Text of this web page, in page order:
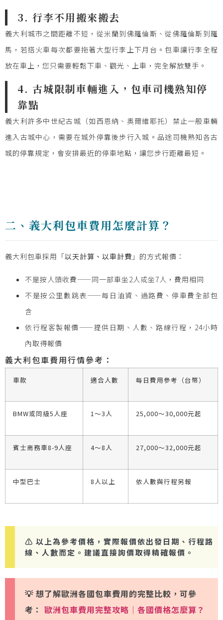
3. 行李不用搬來搬去
義大利城市之間距離不短，從米蘭到佛羅倫斯、從佛羅倫斯到羅
馬，若搭火車每次都要拖著大型行李上下月台。包車讓行李全程
放在車上，您只需要輕鬆下車、觀光、上車，完全解放雙手。
4. 古城限制車輛進入，包車司機熟知停
靠點
義大利許多中世紀古城（如西恩納、奧爾維耶托）禁止一般車輛
進入古城中心，需要在城外停靠後步行入城。品途司機熟知各古
城的停靠規定，會安排最近的停車地點，讓您步行距離最短。
二、義大利包車費用怎麼計算？
義大利包車採用「以天計算、以車計費 」的方式報價：
不是按人頭收費——同一部車坐2人或坐7人，費用相同
不是按公里數跳表——每日油資、過路費、停車費全部包
含
依行程客製報價——提供日期、人數、路線行程，24小時
內取得報價
義大利包車費用行情參考：
車款 適合人數 每日費用參考（台幣）
BMW或同級5人座 1〜3人 25,000〜30,000元起
賓士商務車8-9人座 4〜8人 27,000〜32,000元起
中型巴士 8人以上 依人數與行程另報
⚠️ 以上為參考價格，實際報價依出發日期、行程路
線、人數而定。建議直接詢價取得精確報價。
💡 想了解歐洲各國包車費用的完整比較，可參
考： 歐洲包車費用完整攻略｜各國價格怎麼算？